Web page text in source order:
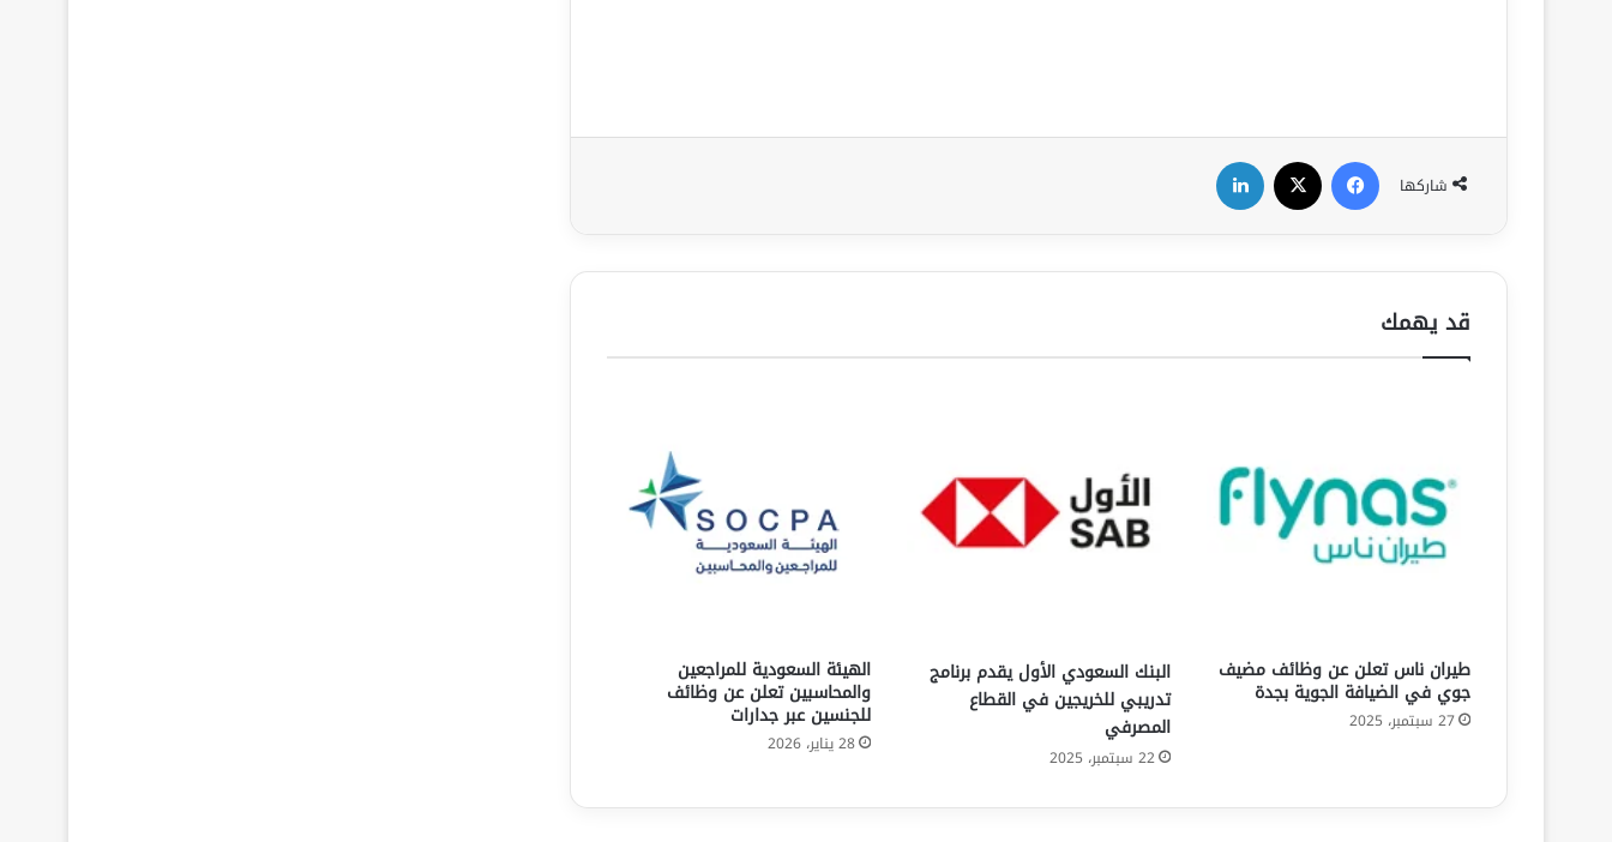
شاركها
فيسبوك
قد يهمك
طيران ناس تعلن عن وظائف مضيف
جوي في الضيافة الجوية بجدة
27 سبتمبر، 2025
البنك السعودي الأول يقدم برنامج
تدريبي للخريجين في القطاع
المصرفي
22 سبتمبر، 2025
الهيئة السعودية للمراجعين
والمحاسبين تعلن عن وظائف
للجنسين عبر جدارات
28 يناير، 2026